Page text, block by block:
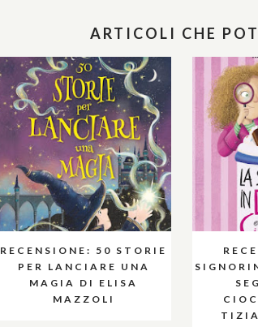
ARTICOLI CHE
RECENSIONE: 50 STORIE
PER LANCIARE UNA
MAGIA DI ELISA
MAZZOLI